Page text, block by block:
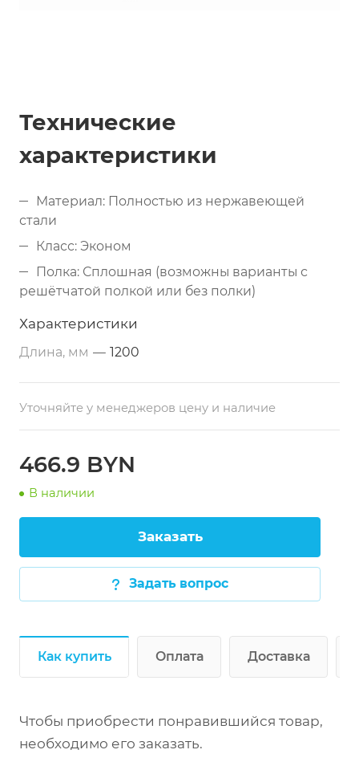
Технические
характеристики
Материал: Полностью из нержавеющей
стали
Класс: Эконом
Полка: Сплошная (возможны варианты с
решётчатой полкой или без полки)
AISI 430 толщиной 0,8 мм, с перегибом, с
бортом или без борта, усилена профилями
Каркас: Сложный профиль 40х40 мм
(нержавеющая сталь)
Опоры: Регулируемые по высоте
+ каркас), упакован в бумажную упаковку
Возможность изготовления под заказ по
размерам заказчика
Характеристики
Длина, мм — 1200
Уточняйте у менеджеров цену и наличие
466.9 BYN
В наличии
Заказать
Задать вопрос
Как купить Оплата Доставка
Чтобы приобрести понравившийся товар,
необходимо его заказать.